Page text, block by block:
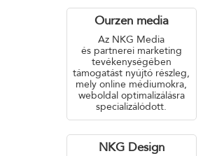
Ourzen media
Az NKG Media
és partnerei marketing
tevékenységében
támogatást nyújtó részleg,
mely online médiumokra,
weboldal optimalizálásra
specializálódott.
NKG Design